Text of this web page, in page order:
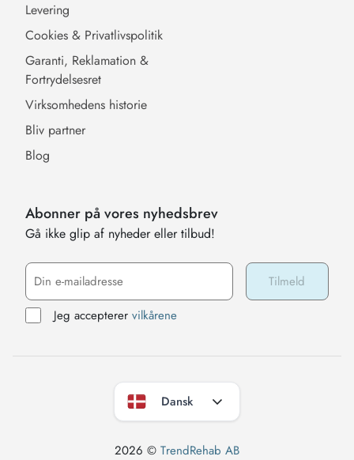
Levering
Cookies & Privatlivspolitik
Garanti, Reklamation &
Fortrydelsesret
Virksomhedens historie
Bliv partner
Blog
Abonner på vores nyhedsbrev
Gå ikke glip af nyheder eller tilbud!
Jeg accepterer vilkårene
Dansk
2026 © TrendRehab AB